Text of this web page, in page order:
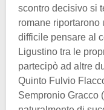
scontro decisivo si
romane riportarono
difficile pensare al
Ligustino tra le
partecipò ad altre
Quinto Fulvio
Sempronio Gracco